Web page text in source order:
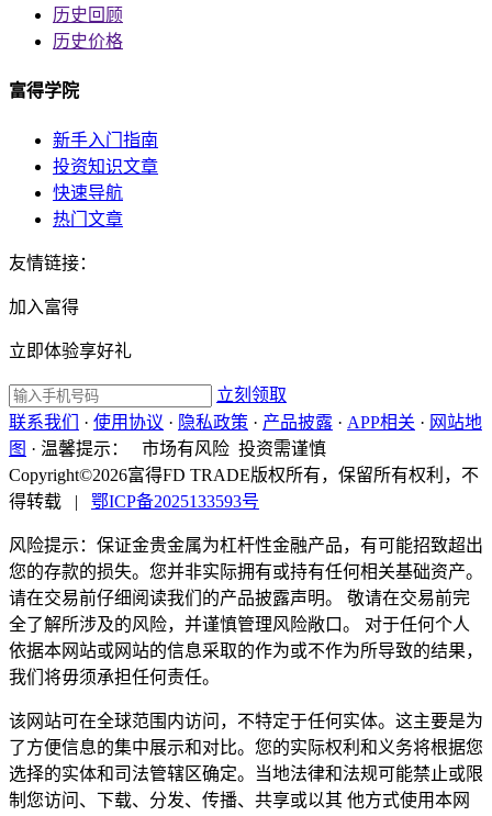
历史回顾
历史价格
富得学院
新手入门指南
投资知识文章
快速导航
热门文章
友情链接：
加入富得
立即体验享好礼
立刻领取
联系我们
· 使用协议 · 隐私政策 · 产品披露 · APP相关 · 网站地
图 · 温馨提示：
市场有风险 投资需谨慎
Copyright©2026富得FD TRADE版权所有，保留所有权利，不
得转载
| 鄂ICP备2025133593号
风险提示：保证金贵金属为杠杆性金融产品，有可能招致超出
您的存款的损失。您并非实际拥有或持有任何相关基础资产。
请在交易前仔细阅读我们的产品披露声明。 敬请在交易前完
全了解所涉及的风险，并谨慎管理风险敞口。 对于任何个人
依据本网站或网站的信息采取的作为或不作为所导致的结果，
我们将毋须承担任何责任。
该网站可在全球范围内访问，不特定于任何实体。这主要是为
了方便信息的集中展示和对比。您的实际权利和义务将根据您
选择的实体和司法管辖区确定。当地法律和法规可能禁止或限
制您访问、下载、分发、传播、共享或以其 他方式使用本网